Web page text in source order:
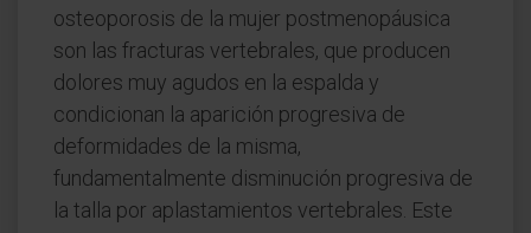
osteoporosis de la mujer postmenopáusica
son las fracturas vertebrales, que producen
dolores muy agudos en la espalda y
condicionan la aparición progresiva de
deformidades de la misma,
fundamentalmente disminución progresiva de
la talla por aplastamientos vertebrales. Este